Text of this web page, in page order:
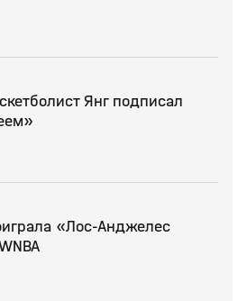
Янг подписал
«Лос‑Анджелес